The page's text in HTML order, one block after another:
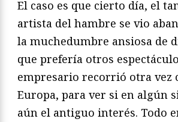
El caso es que cierto día, el
artista del hambre se vio
la muchedumbre ansiosa de
que prefería otros
empresario recorrió otra vez
Europa, para ver si en algún
aún el antiguo interés. Todo